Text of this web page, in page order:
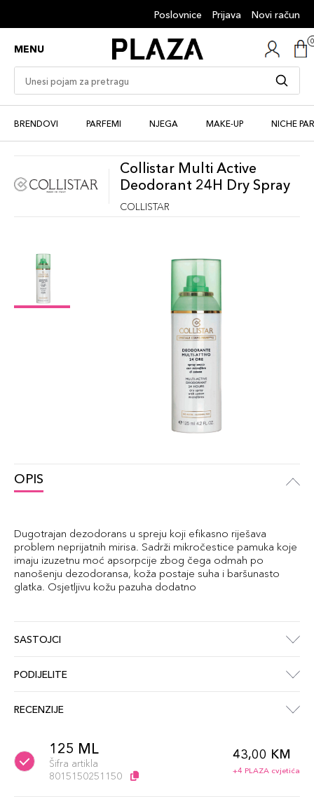
Poslovnice Prijava Novi račun
MENU
BRENDOVI PARFEMI NJEGA MAKE-UP NICHE
Collistar Multi Active
Deodorant 24H Dry Spray
COLLISTAR
OPIS
Dugotrajan dezodorans u spreju koji efikasno riješava
problem neprijatnih mirisa. Sadrži mikročestice pamuka koje
imaju izuzetnu moć apsorpcije zbog čega odmah po
nanošenju dezodoransa, koža postaje suha i baršunasto
glatka. Osjetljivu kožu pazuha dodatno
SASTOJCI
PODIJELITE
RECENZIJE
125 ML
Šifra artikla
8015150251150
43,00 KM
+4 PLAZA cvjetića